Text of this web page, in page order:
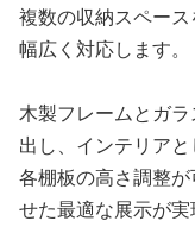
複数の収納スペー
幅広く対応します。
木製フレームとガ
出し、インテリアと
各棚板の高さ調整
せた最適な展示が実